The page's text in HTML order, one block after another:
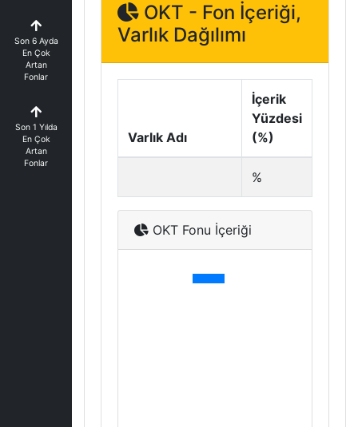
Son 6 Ayda
En Çok
Artan
Fonlar
Son 1 Yılda
En Çok
Artan
Fonlar
OKT - Fon İçeriği,
Varlık Dağılımı
Varlık Adı
İçerik
Yüzdesi
(%)
%
OKT Fonu İçeriği